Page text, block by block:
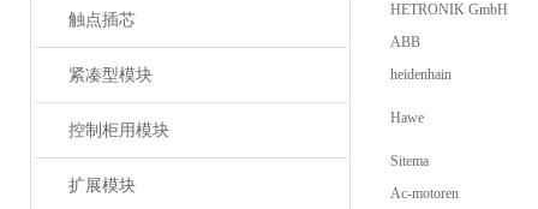
触点插芯
紧凑型模块
控制柜用模块
扩展模块
HETRONIK GmbH
ABB
heidenhain
Hawe
Sitema
Ac-motoren